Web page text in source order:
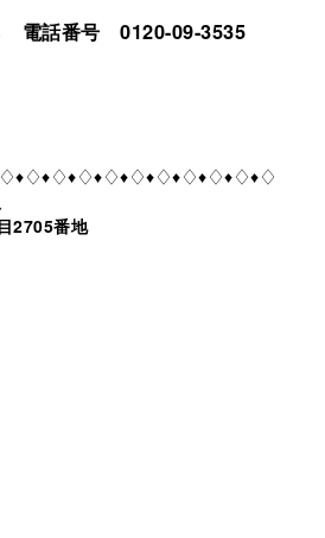
電話番号 0120-09-3535
2705番地